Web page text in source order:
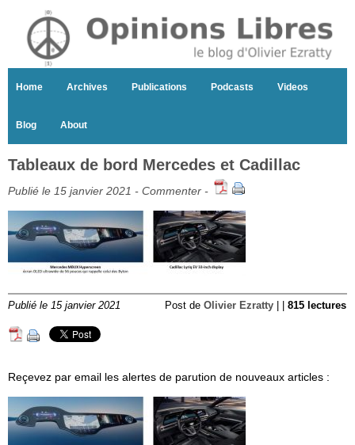
Home Archives Publications Podcasts Videos
Blog About
Tableaux de bord Mercedes et Cadillac
Publié le 15 janvier 2021 - Commenter -
Publié le 15 janvier 2021 Post de Olivier Ezratty 815 lectures
Reçevez par email les alertes de parution de nouveaux articles :